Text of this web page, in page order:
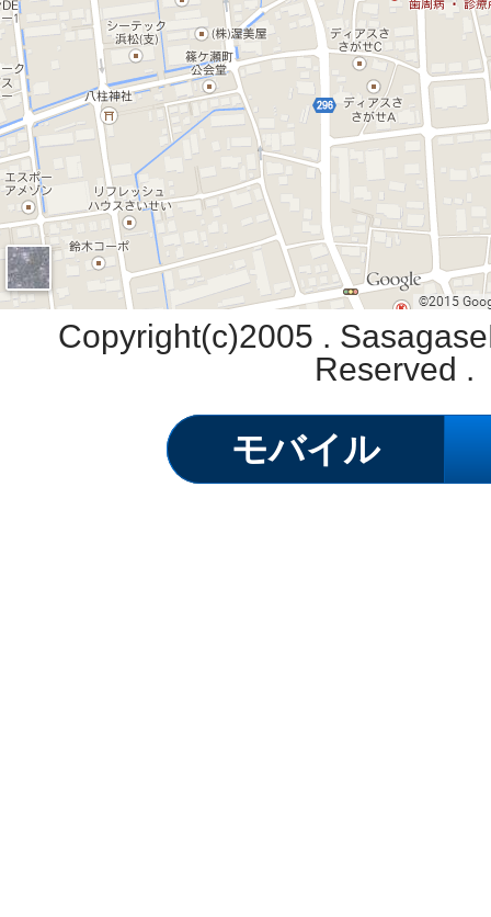
Copyright(c)2005 .
Reserved .
モバイル